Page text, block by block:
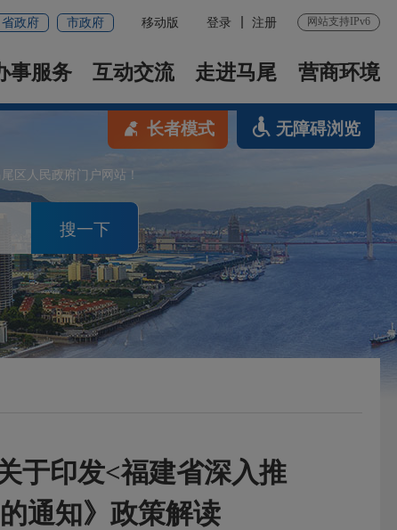
省政府 市政府 移动版 登录 注册 网站支持IPv6
事服务 互动交流 走进马尾 营商环境
区人民政府门户网站！
搜一下
长者模式 无障碍浏览
于印发<福建省深入推
通知》政策解读